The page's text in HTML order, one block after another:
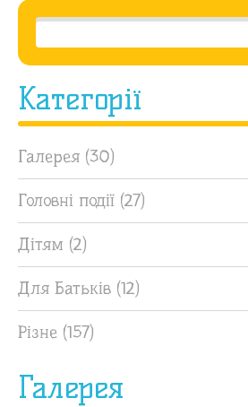
Категорії
Галерея (30)
Головні події (27)
Дітям (2)
Для Батьків (12)
Різне (157)
Галерея